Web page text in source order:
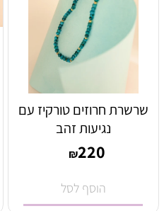
שרשרת חרוזים טורקיז עם
נגיעות זהב
₪220
הוסף לסל